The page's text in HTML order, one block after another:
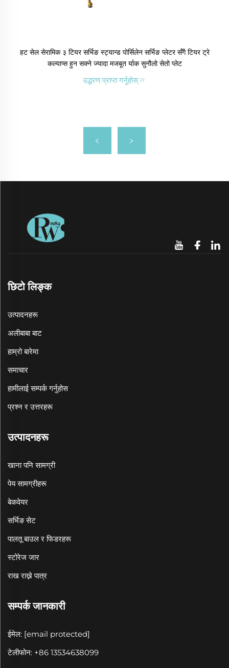
हट सेल सेरामिक ३ टियर सर्भिङ स्ट्यान्ड पोर्सिलेन सर्भिङ प्लेटर सँगै टियर ट्रे
कल्याप्स हुन सक्ने ज्यादा मजबूत र्याक सुनौलो सेतो प्लेट
उद्धरण प्राप्त गर्नुहोस्
छिटो लिङ्क
उत्पादनहरू
अलीबाबा बाट
हाम्रो बारेमा
समाचार
हामीलाई सम्पर्क गर्नुहोस
प्रश्न र उत्तरहरू
उत्पादनहरू
खाना पनि सामग्री
पेय सामग्रीहरू
बेकवेयर
सर्भिङ सेट
पालतू बाउल र फिडरहरू
स्टोरेज जार
राख राख्ने पात्र
सम्पर्क जानकारी
ईमेल: [email protected]
टेलीफोन: +86 13534638099